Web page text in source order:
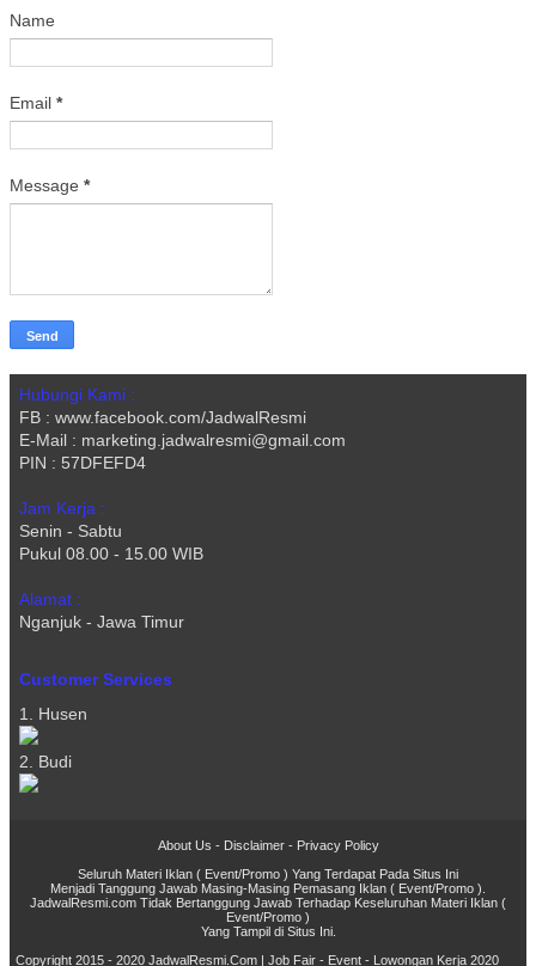
Name
Email *
Message *
Hubungi Kami :
FB : www.facebook.com/JadwalResmi
E-Mail : marketing.jadwalresmi@gmail.com
PIN : 57DFEFD4
Jam Kerja :
Senin - Sabtu
Pukul 08.00 - 15.00 WIB
Alamat :
Nganjuk - Jawa Timur
Customer Services
1. Husen
2. Budi
About Us - Disclaimer- Privacy Policy
Seluruh Materi Iklan ( Event/Promo ) Yang Terdapat Pada Situs Ini
Menjadi Tanggung Jawab Masing-Masing Pemasang Iklan ( Event/Promo ).
JadwalResmi.com Tidak Bertanggung Jawab Terhadap Keseluruhan Materi Iklan (
Event/Promo )
Yang Tampil di Situs Ini.
Copyright 2015 - 2020 JadwalResmi.Com | Job Fair - Event - Lowongan Kerja 2020